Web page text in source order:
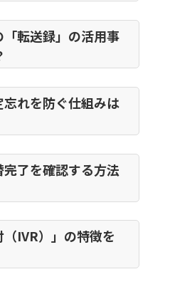
転送録」の活用事
れを防ぐ仕組みは
了を確認する方法
（IVR）」の特徴を